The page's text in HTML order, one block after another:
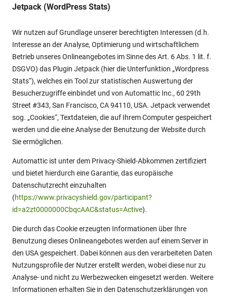
Jetpack (WordPress Stats)
Wir nutzen auf Grundlage unserer berechtigten Interessen (d.h.
Interesse an der Analyse, Optimierung und wirtschaftlichem
Betrieb unseres Onlineangebotes im Sinne des Art. 6 Abs. 1 lit. f.
DSGVO) das Plugin Jetpack (hier die Unterfunktion „Wordpress
Stats“), welches ein Tool zur statistischen Auswertung der
Besucherzugriffe einbindet und von Automattic Inc., 60 29th
Street #343, San Francisco, CA 94110, USA. Jetpack verwendet
sog. „Cookies“, Textdateien, die auf Ihrem Computer gespeichert
werden und die eine Analyse der Benutzung der Website durch
Sie ermöglichen.
Automattic ist unter dem Privacy-Shield-Abkommen zertifiziert
und bietet hierdurch eine Garantie, das europäische
Datenschutzrecht einzuhalten
(https://www.privacyshield.gov/participant?
id=a2zt0000000CbqcAAC&status=Active).
Die durch das Cookie erzeugten Informationen über Ihre
Benutzung dieses Onlineangebotes werden auf einem Server in
den USA gespeichert. Dabei können aus den verarbeiteten Daten
Nutzungsprofile der Nutzer erstellt werden, wobei diese nur zu
Analyse- und nicht zu Werbezwecken eingesetzt werden. Weitere
Informationen erhalten Sie in den Datenschutzerklärungen von